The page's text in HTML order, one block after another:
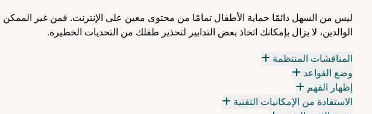
ليس من السهل دائمًا حماية الأطفال تمامًا من محتوى معين على الإنترنت. فمن غير
الوالدين، لا يزال بإمكانك اتخاذ بعض التدابير لتحذير طفلك من التحديات الخطيرة.
المناقشات المنتظمة
وضع القواعد
إظهار الفهم
الاستفادة من الإمكانيات التقنية